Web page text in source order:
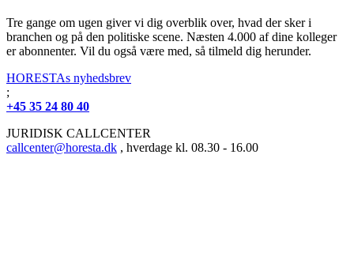
Tre gange om ugen giver vi dig overblik over, hvad der sker i
branchen og på den politiske scene. Næsten 4.000 af dine kolleger
er abonnenter. Vil du også være med, så tilmeld dig herunder.
HORESTAs nyhedsbrev
;
+45 35 24 80 40
JURIDISK CALLCENTER
callcenter@horesta.dk , hverdage kl. 08.30 - 16.00